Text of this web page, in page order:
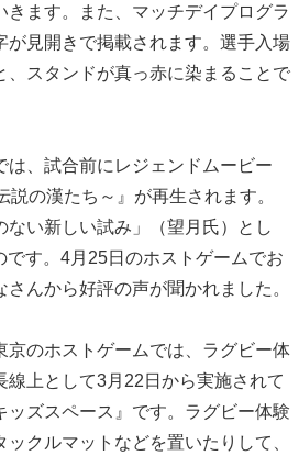
きます。また、マッチデイプログラ
が見開きで掲載されます。選手入場
、スタンドが真っ赤に染まることで
は、試合前にレジェンドムービー
説の漢たち～』が再生されます。
ない新しい試み」（望月氏）とし
です。4月25日のホストゲームでお
んから好評の声が聞かれました。
京のホストゲームでは、ラグビー体
線上として3月22日から実施されて
ッズスペース』です。ラグビー体験
クルマットなどを置いたりして、